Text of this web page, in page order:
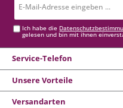
Mail-
Ich habe die
gelesen und bin mit ihnen
Service-Telefon
Unsere Vorteile
Versandarten